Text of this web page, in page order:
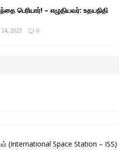
பெரியார்! – எழுதியவர்: உதயநிதி
2022 0
(International Space Station – ISS)